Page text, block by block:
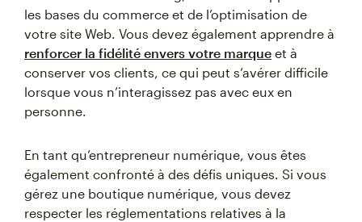
les bases du commerce et de l’optimisation de
votre site Web. Vous devez également apprendre à
renforcer la fidélité envers votre marque et à
conserver vos clients, ce qui peut s’avérer difficile
lorsque vous n’interagissez pas avec eux en
personne.
En tant qu’entrepreneur numérique, vous êtes
également confronté à des défis uniques. Si vous
gérez une boutique numérique, vous devez
respecter les réglementations relatives à la